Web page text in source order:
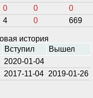
0 0 0
4 0 669
история
Вступил
Вышел
2020-01-04
2017-11-04 2019-01-26